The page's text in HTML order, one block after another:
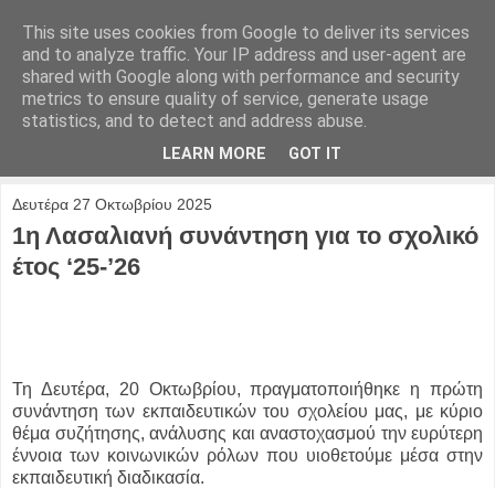
Δευτέρα 27 Οκτωβρίου 2025
1η Λασαλιανή συνάντηση για το σχολικό
έτος ‘25-’26
Τη Δευτέρα, 20 Οκτωβρίου, πραγματοποιήθηκε η πρώτη
συνάντηση των εκπαιδευτικών του σχολείου μας, με κύριο
θέμα συζήτησης, ανάλυσης και αναστοχασμού την ευρύτερη
έννοια των κοινωνικών ρόλων που υιοθετούμε μέσα στην
εκπαιδευτική διαδικασία.
This site uses cookies from Google to deliver its services
and to analyze traffic. Your IP address and user-agent are
shared with Google along with performance and security
metrics to ensure quality of service, generate usage
statistics, and to detect and address abuse.
LEARN MORE GOT IT